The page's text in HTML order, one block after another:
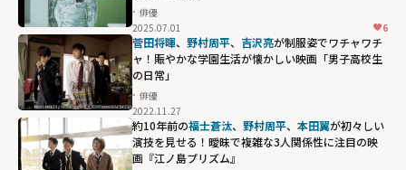
俳優
2025.07.01
6
菅田将暉、 野村周平、 吉沢亮が制服姿でワチャワチ
ャ！賑やかな学園生活が懐かしい映画「男子高校生
の日常」
俳優
2022.11.27
約10年前の福士蒼汰、 野村周平、 本田翼が初々しい
演技を見せる！曖昧で複雑な3人関係性に注目の映
画『江ノ島プリズム』